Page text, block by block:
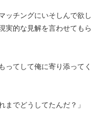
ッチングにいそしんで欲し
実的な見解を言わせてもら
てして俺に寄り添ってく
までどうしてたんだ？」